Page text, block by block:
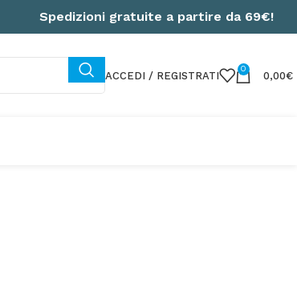
Spedizioni gratuite a partire da 69€!
ACCEDI / REGISTRATI
0
0,00€